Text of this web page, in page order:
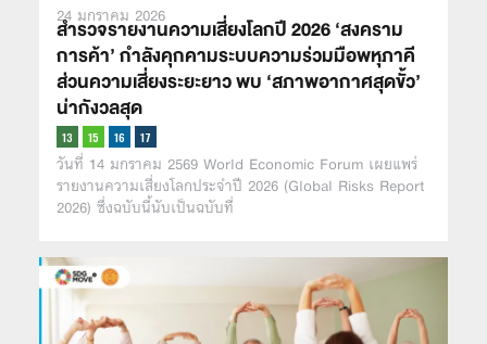
24 มกราคม 2026
สำรวจรายงานความเสี่ยงโลกปี 2026 ‘สงคราม
การค้า’ กำลังคุกคามระบบความร่วมมือพหุภาคี
ส่วนความเสี่ยงระยะยาว พบ ‘สภาพอากาศสุดขั้ว’
น่ากังวลสุด
วันที่ 14 มกราคม 2569 World Economic Forum เผยแพร่
รายงานความเสี่ยงโลกประจำปี 2026 (Global Risks Report
2026) ซึ่งฉบับนี้นับเป็นฉบับที่